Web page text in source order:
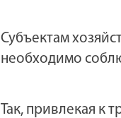
Субъектам
необходимо
Так, привлекая к